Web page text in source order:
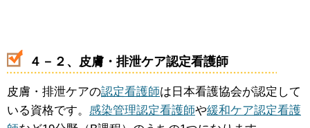
４－２、皮膚・排泄ケア認定看護師
皮膚・排泄ケアの認定看護師は日本看護協会が認定して
いる資格です。 感染管理認定看護師や緩和ケア認定看護